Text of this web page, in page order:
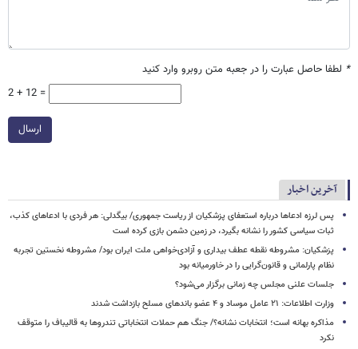
* لطفا حاصل عبارت را در جعبه متن روبرو وارد کنید
2 + 12 =
ارسال
آخرین اخبار
پس لرزه ادعاها درباره استعفای پزشکیان از ریاست جمهوری/ بیگدلی: هر فردی با ادعاهای کذب،
ثبات سیاسی کشور را نشانه بگیرد، در زمین دشمن بازی کرده است
پزشکیان: مشروطه نقطه عطف بیداری و آزادی‌خواهی ملت ایران بود/ مشروطه نخستین تجربه
نظام پارلمانی و قانون‌گرایی را در خاورمیانه بود
جلسات علنی مجلس چه زمانی برگزار می‌شود؟
وزارت اطلاعات: ۲۱ عامل موساد و ۴ عضو باندهای مسلح بازداشت شدند
مذاکره بهانه است؛ انتخابات نشانه؟/ جنگ هم حملات انتخاباتی تندروها به قالیباف را متوقف
نکرد